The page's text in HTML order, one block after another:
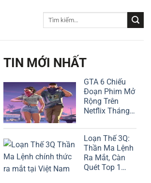
TIN MỚI NHẤT
GTA 6 Chiếu
Đoạn Phim Mở
Rộng Trên
Netflix Tháng
Loạn Thế 3Q:
Thần Ma Lệnh
Ra Mắt, Càn
Quét Top 1